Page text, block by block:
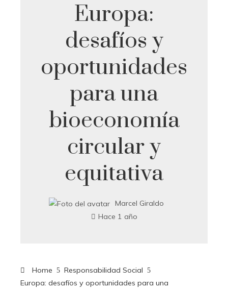
Europa:
desafíos y
oportunidades
para una
bioeconomía
circular y
equitativa
Marcel Giraldo
Hace 1 año
Home
Responsabilidad Social
Europa: desafíos y oportunidades para una